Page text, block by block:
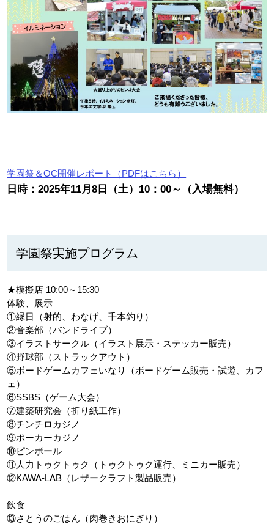
学園祭＆OC開催レポート（PDFはこちら）
日時：2025年11月8日（土）10：00～（入場無料）
学園祭実施プログラム
★模擬店 10:00～15:30
体験、展示
①縁日（射的、わなげ、千本釣り）
②音楽部（バンドライブ）
③イラストサークル（イラスト展示・ステッカー販売）
④野球部（ストラックアウト）
⑤ボードゲームカフェいなり（ボードゲーム販売・試遊、カフ
ェ）
⑥SSBS（ゲーム大会）
⑦建築研究会（折り紙工作）
⑧チンチロカジノ
⑨ポーカーカジノ
⑩ピンボール
⑪人力トゥクトゥク（トゥクトゥク運行、ミニカー販売）
⑫KAWA-LAB（レザークラフト製品販売）
飲食
⑬さとうのごはん（肉巻きおにぎり）